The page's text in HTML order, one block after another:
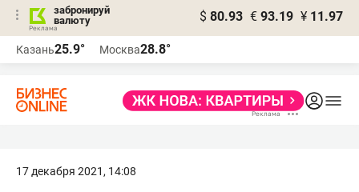
забронируй
валюту
$ 80.93 € 93.19 ¥ 11.97
Казань25.9° Москва28.8°
17 декабря 2021, 14:08